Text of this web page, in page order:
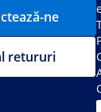
ne
retururi